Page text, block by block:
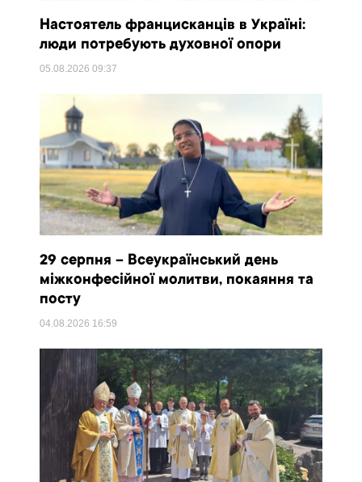
Настоятель францисканців в Україні:
люди потребують духовної опори
05.08.202609:37
29 серпня – Всеукраїнський день
міжконфесійної молитви, покаяння та
посту
04.08.2026 16:59